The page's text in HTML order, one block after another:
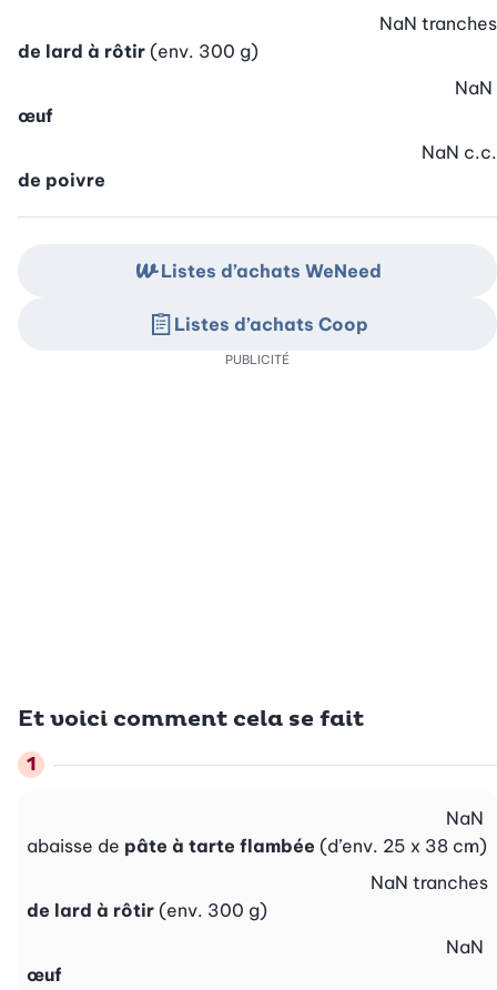
de lard à rôtir (env. 300 g)
NaN tranches
œuf
NaN
de poivre
NaN c.c.
Et voici comment cela se fait
abaisse de pâte à tarte flambée (d’env. 25 x 38 cm)
NaN
de lard à rôtir (env. 300 g)
NaN tranches
œuf
NaN
Listes d’achats WeNeed
Listes d’achats Coop
PUBLICITÉ